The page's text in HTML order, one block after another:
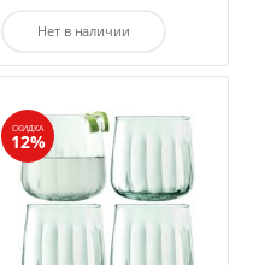
Нет в наличии
СКИДКА
12%